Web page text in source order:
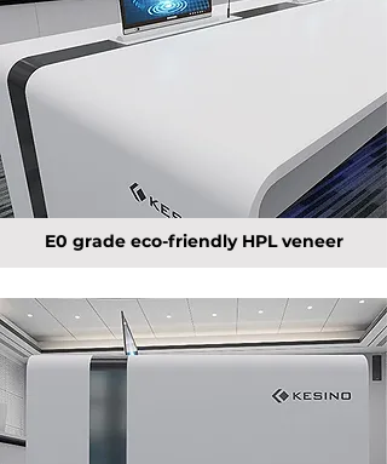
E0 grade eco-friendly HPL veneer